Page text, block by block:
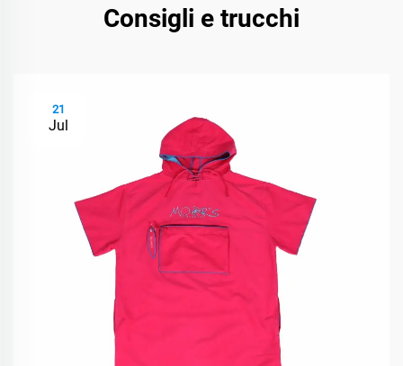
Consigli e trucchi
21
Jul